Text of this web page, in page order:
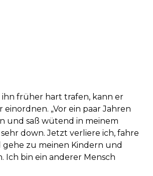
ihn früher hart trafen, kann er
einordnen. „Vor ein paar Jahren
und saß wütend in meinem
down. Jetzt verliere ich, fahre
gehe zu meinen Kindern und
Ich bin ein anderer Mensch